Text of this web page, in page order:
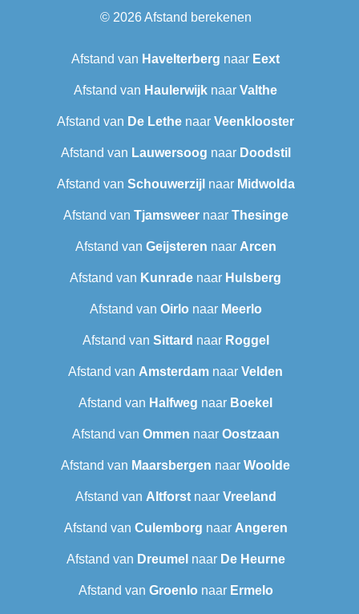
© 2026Afstand berekenen
Afstand van Havelterberg naar Eext
Afstand van Haulerwijk naar Valthe
Afstand van De Lethe naar Veenklooster
Afstand van Lauwersoog naar Doodstil
Afstand van Schouwerzijl naar Midwolda
Afstand van Tjamsweernaar Thesinge
Afstand van Geijsteren naar Arcen
Afstand van Kunrade naar Hulsberg
Afstand van Oirlo naar Meerlo
Afstand van Sittard naar Roggel
Afstand van Amsterdam naar Velden
Afstand van Halfweg naar Boekel
Afstand van Ommen naar Oostzaan
Afstand van Maarsbergen naar Woolde
Afstand van Altforstnaar Vreeland
Afstand van Culemborg naar Angeren
Afstand van Dreumel naar De Heurne
Afstand van Groenlo naar Ermelo